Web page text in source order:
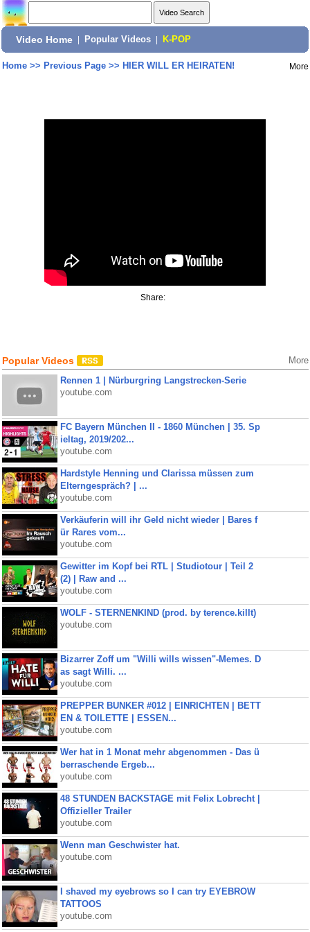
Video Home Popular Videos K-POP
Home>> Previous Page>> HIER WILL ER HEIRATEN! More
Share:
Popular Videos More
Rennen 1 | Nürburgring Langstrecken-Serie
youtube.com
FC Bayern München II - 1860 München | 35. Sp
ieltag, 2019/202...
youtube.com
Hardstyle Henning und Clarissa müssen zum
Elterngespräch? | ...
youtube.com
Verkäuferin will ihr Geld nicht wieder | Bares f
ür Rares vom...
youtube.com
Gewitter im Kopf bei RTL | Studiotour | Teil 2
(2) | Raw and ...
youtube.com
WOLF - STERNENKIND (prod. by terence.killt)
youtube.com
Bizarrer Zoff um "Willi wills wissen"-Memes. D
as sagt Willi. ...
youtube.com
PREPPER BUNKER #012 | EINRICHTEN | BETT
EN & TOILETTE | ESSEN...
youtube.com
Wer hat in 1 Monat mehr abgenommen - Das ü
berraschende Ergeb...
youtube.com
48 STUNDEN BACKSTAGE mit Felix Lobrecht |
Offizieller Trailer
youtube.com
Wenn man Geschwister hat.
youtube.com
I shaved my eyebrows so I can try EYEBROW
TATTOOS
youtube.com